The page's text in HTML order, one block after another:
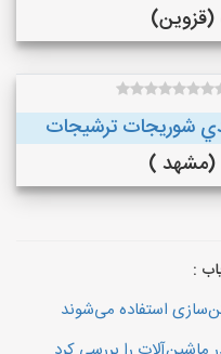
شوريجات ترشيجات
:
استفاده می‌شوند